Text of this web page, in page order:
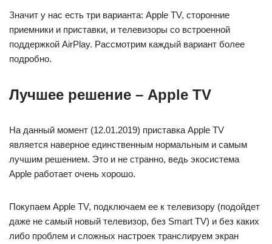
Значит у нас есть три варианта: Apple TV, сторонние
приемники и приставки, и телевизоры со встроенной
поддержкой AirPlay. Рассмотрим каждый вариант более
подробно.
Лучшее решение – Apple TV
На данный момент (12.01.2019) приставка Apple TV
является наверное единственным нормальным и самым
лучшим решением. Это и не странно, ведь экосистема
Apple работает очень хорошо.
Покупаем Apple TV, подключаем ее к телевизору (подойдет
даже не самый новый телевизор, без Smart TV) и без каких
либо проблем и сложных настроек транслируем экран